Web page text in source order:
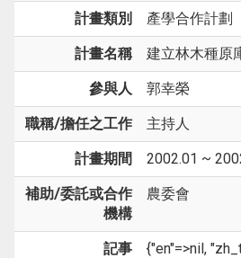
計畫類別 產學合作計劃
計畫名稱 建立林木種原
參與人 郭幸榮
職稱/擔任之工作 主持人
計畫期間 2002.01 ~
補助/委託或合作
機構
農委會
記事
{"en"=>nil,